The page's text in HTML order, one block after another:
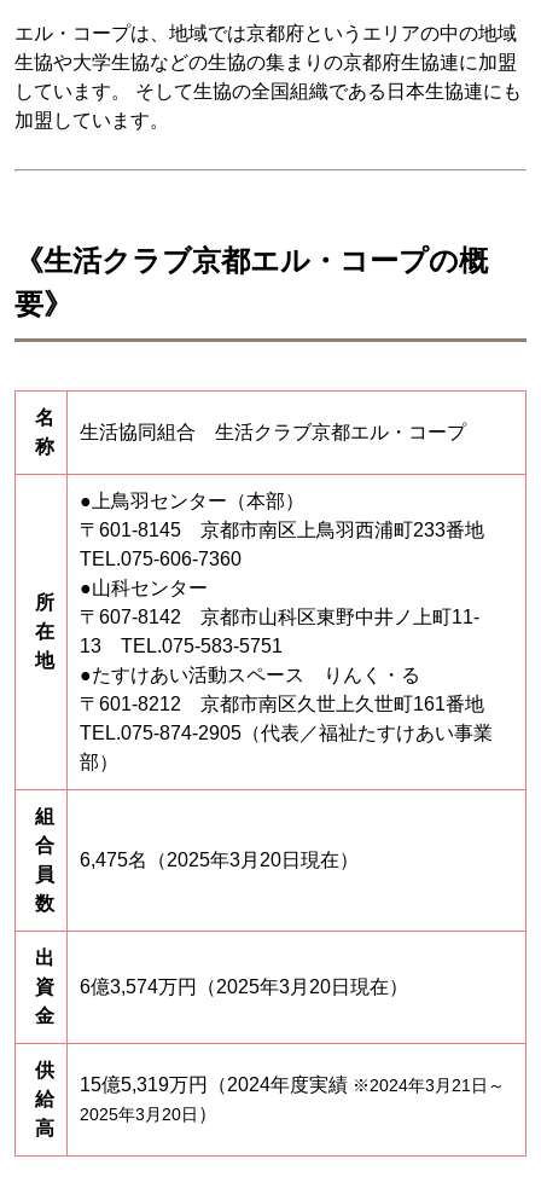
エル・コープは、地域では京都府というエリアの中の地域
生協や大学生協などの生協の集まりの京都府生協連に加盟
しています。 そして生協の全国組織である日本生協連にも
加盟しています。
《生活クラブ京都エル・コープの概
要》
名
称
生活協同組合 生活クラブ京都エル・コープ
所
在
地
●上鳥羽センター（本部）
〒601-8145 京都市南区上鳥羽西浦町233番地
TEL.075-606-7360
●山科センター
〒607-8142 京都市山科区東野中井ノ上町11-
13 TEL.075-583-5751
●たすけあい活動スペース りんく・る
〒601-8212 京都市南区久世上久世町161番地
TEL.075-874-2905（代表／福祉たすけあい事業
部）
組
合
員
数
6,475名（2025年3月20日現在）
出
資
金
6億3,574万円（2025年3月20日現在）
供
給
高
15億5,319万円（2024年度実績 ※2024年3月21日～
2025年3月20日 ）